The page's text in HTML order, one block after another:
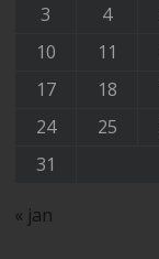
3
4
10
11
17
18
24
25
31
« jan